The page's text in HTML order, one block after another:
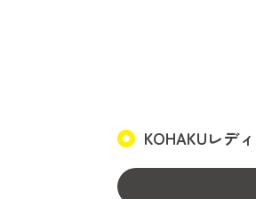
■東京駅まで20分
都心へのアクセスも
KOHAKUレデ